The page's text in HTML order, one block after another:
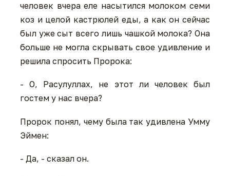
человек вчера еле насытился молоком семи
коз и целой кастрюлей еды, а как он сейчас
был уже сыт всего лишь чашкой молока? Она
больше не могла скрывать свое удивление и
решила спросить Пророка:
- О, Расулуллах, не этот ли человек был
гостем у нас вчера?
Пророк понял, чему была так удивлена Умму
Эймен:
- Да, - сказал он.